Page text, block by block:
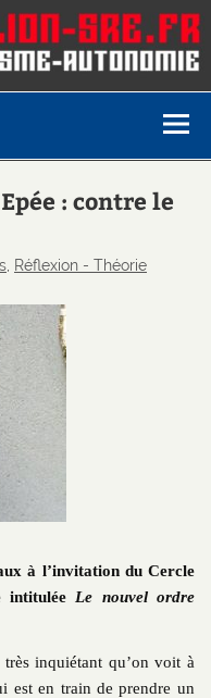
: contre le
Réflexion - Théorie
à l’invitation du Cercle
intitulée Le nouvel ordre
inquiétant qu’on voit à
est en train de prendre un